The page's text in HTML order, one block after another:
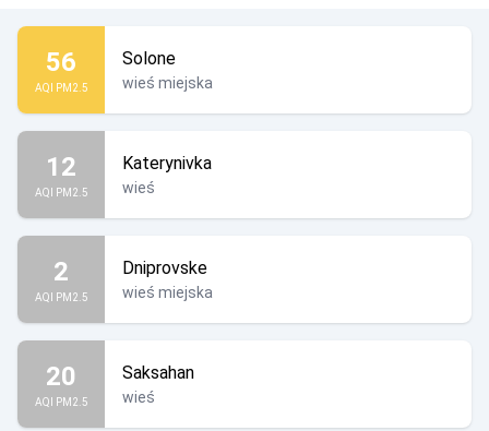
56
AQI PM2.5
Solone
wieś miejska
12
AQI PM2.5
Katerynivka
wieś
2
AQI PM2.5
Dniprovske
wieś miejska
20
AQI PM2.5
Saksahan
wieś